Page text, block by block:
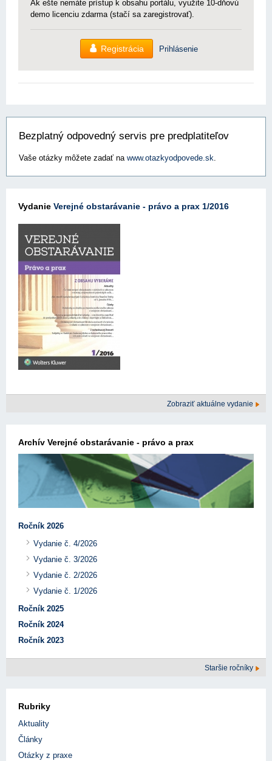
Ak ešte nemáte prístup k obsahu portálu, využite 10-dňovú
demo licenciu zdarma (stačí sa zaregistrovať).
Registrácia Prihlásenie
Bezplatný odpovedný servis pre predplatiteľov
Vaše otázky môžete zadať na www.otazkyodpovede.sk.
Vydanie Verejné obstarávanie - právo a prax 1/2016
Zobraziť aktuálne vydanie
Archív Verejné obstarávanie - právo a prax
Ročník 2026
Vydanie č. 4/2026
Vydanie č. 3/2026
Vydanie č. 2/2026
Vydanie č. 1/2026
Ročník 2025
Ročník 2024
Ročník 2023
Staršie ročníky
Rubriky
Aktuality
Články
Otázky z praxe